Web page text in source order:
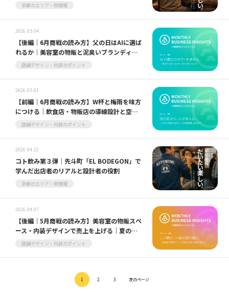
ジくん歓迎会
京都のエリア・街情報
2026.05.04
【後編｜6月商戦の読み方】父の日はAIに選ば
れるか｜美容室の物販と泥臭いブランディン
グ戦略
店舗デザイン・内装のポイント
2026.05.01
【前編｜6月商戦の読み方】W杯と梅雨を味方
につける｜飲食店・物販店の導線設計と空間
戦略
店舗デザイン・内装のポイント
2026.04.22
コト飲み第３弾｜先斗町「EL BODEGON」で
学んだ出店者のリアルと設計者の役割
京都のエリア・街情報
2026.04.07
【後編｜5月商戦の読み方】美容室の物販スペ
ース・内装デザインで売上を上げる｜夏の店
舗改装は5月から始める
店舗デザイン・内装のポイント
1 2 3 次のページ